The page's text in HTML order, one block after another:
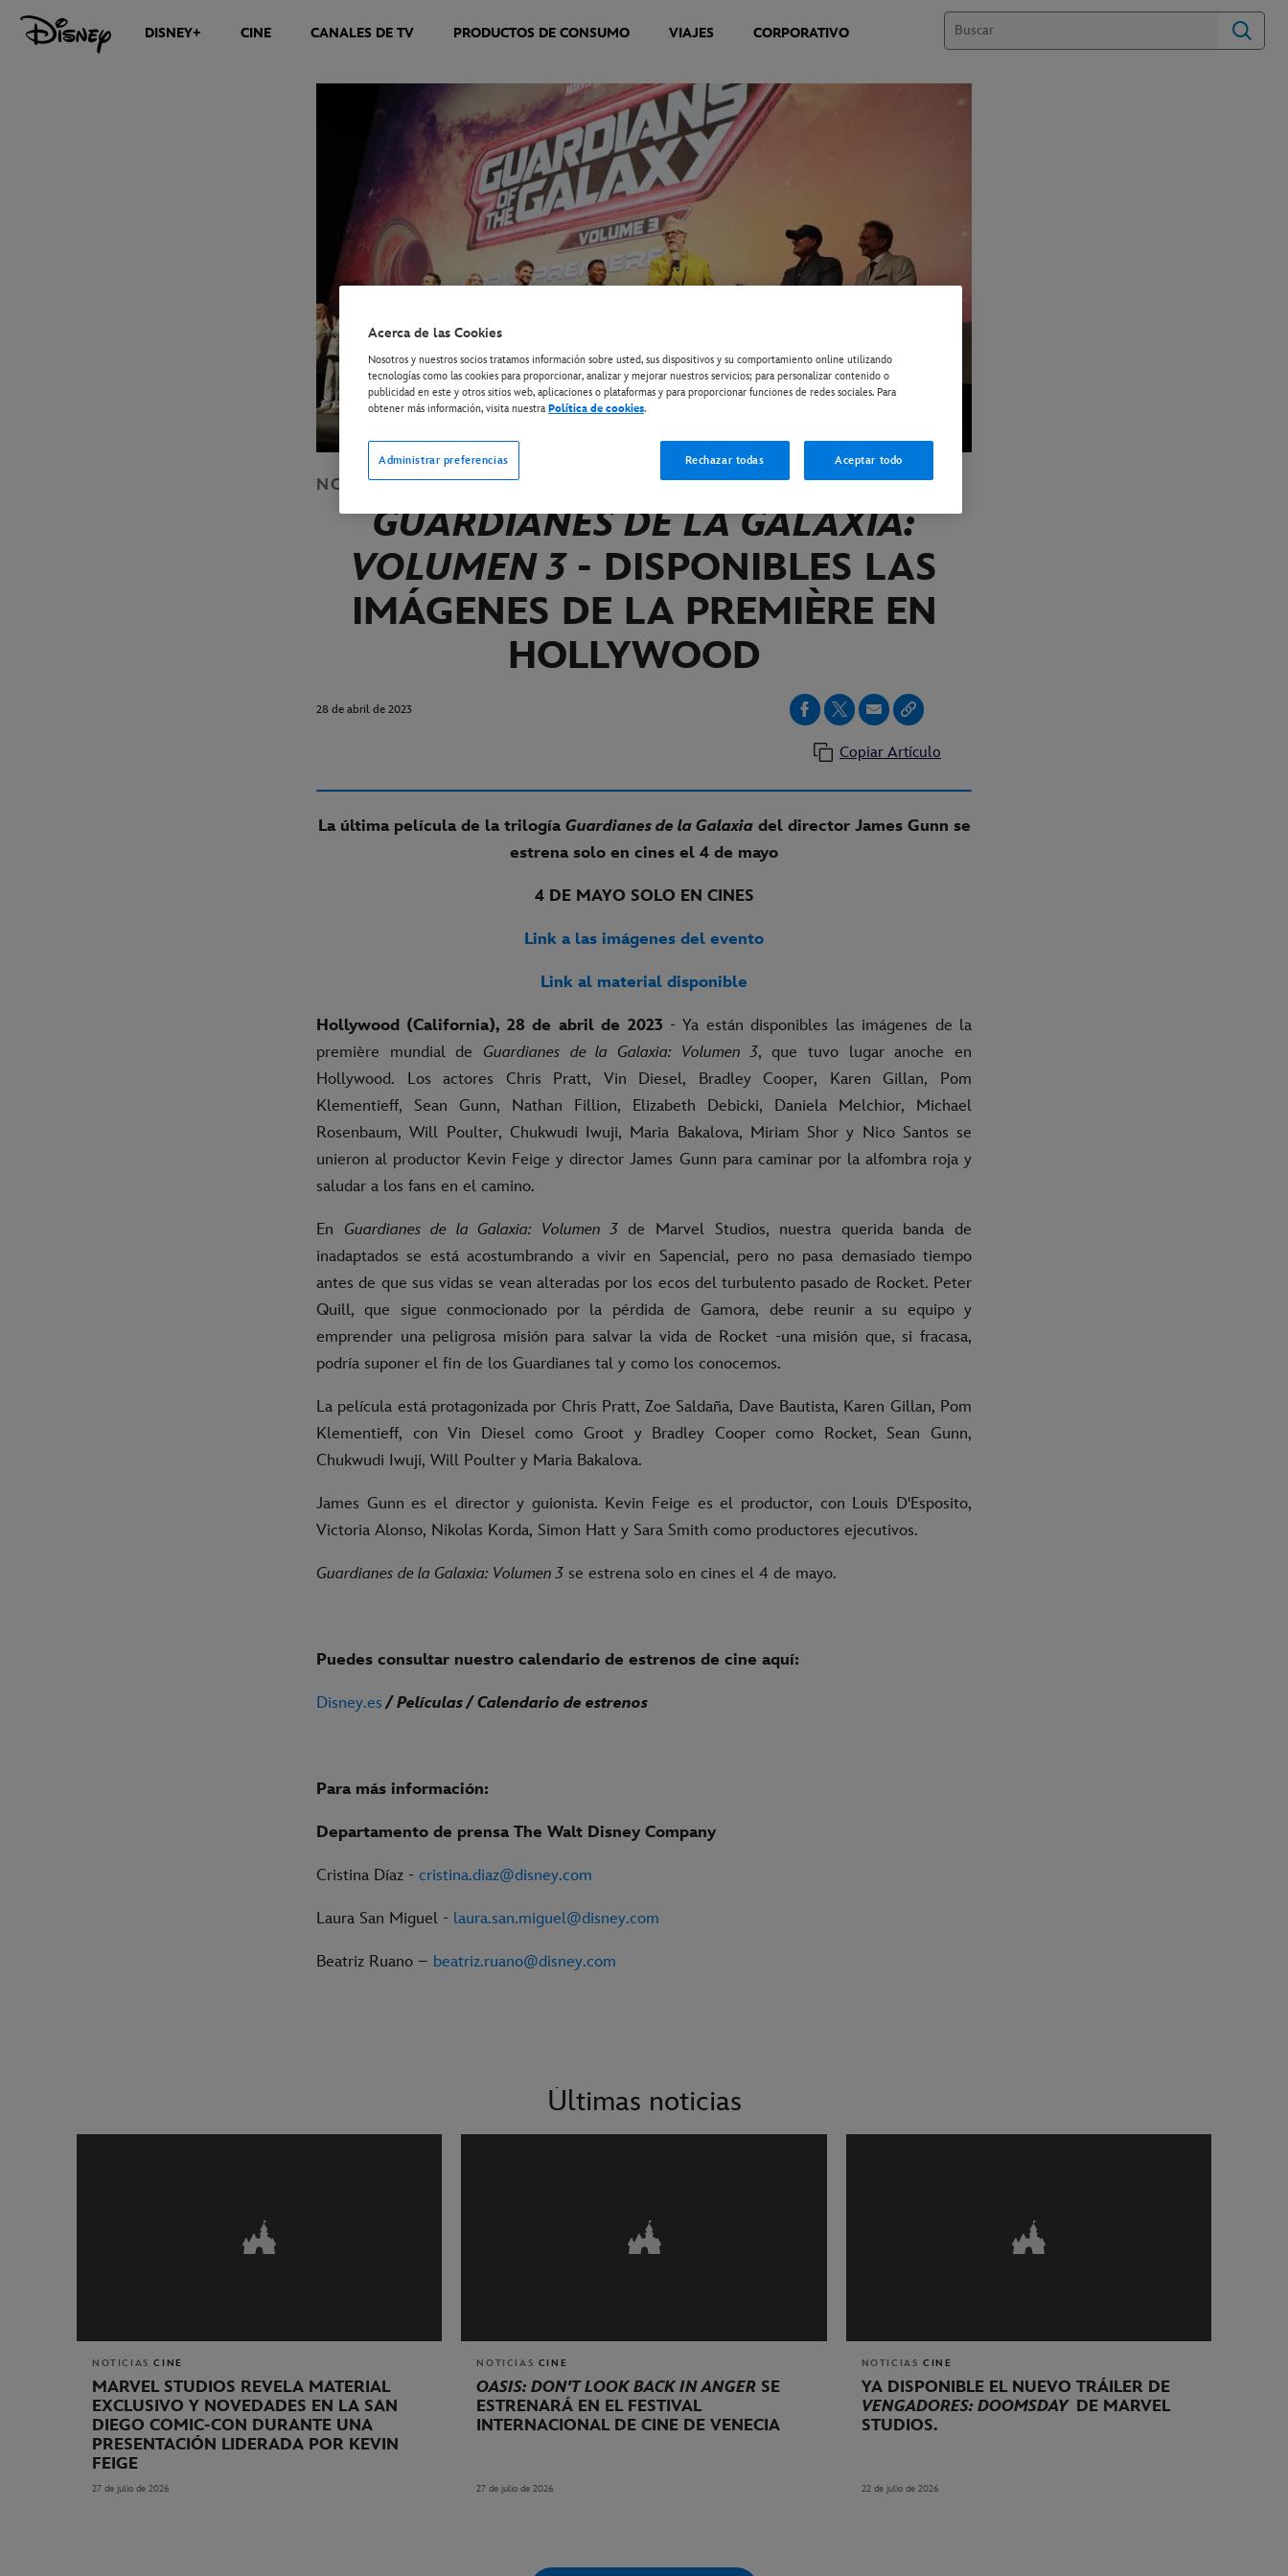
DISNEY+ CINE CANALES DE TV PRODUCTOS DE CONSUMO VIAJES CORPORATIVO
NOTICIAS CINE
GUARDIANES DE LA GALAXIA:
VOLUMEN 3- DISPONIBLES LAS
IMÁGENES DE LA PREMIÈRE EN
HOLLYWOOD
28 de abril de 2023
Copiar Artículo
La última película de la trilogía Guardianes de la Galaxiadel director James Gunn se
estrena solo en cines el 4 de mayo
4 DE MAYO SOLO EN CINES
Link a las imágenes del evento
Link al material disponible
Hollywood (California), 28 de abril de 2023 - Ya están disponibles las imágenes de la
première mundial de Guardianes de la Galaxia: Volumen 3, que tuvo lugar anoche en
Hollywood. Los actores Chris Pratt, Vin Diesel, Bradley Cooper, Karen Gillan, Pom
Klementieff, Sean Gunn, Nathan Fillion, Elizabeth Debicki, Daniela Melchior, Michael
Rosenbaum, Will Poulter, Chukwudi Iwuji, Maria Bakalova, Miriam Shor y Nico Santos se
unieron al productor Kevin Feige y director James Gunn para caminar por la alfombra roja y
saludar a los fans en el camino.
En Guardianes de la Galaxia: Volumen 3de Marvel Studios, nuestra querida banda de
inadaptados se está acostumbrando a vivir en Sapencial, pero no pasa demasiado tiempo
antes de que sus vidas se vean alteradas por los ecos del turbulento pasado de Rocket. Peter
Quill, que sigue conmocionado por la pérdida de Gamora, debe reunir a su equipo y
emprender una peligrosa misión para salvar la vida de Rocket -una misión que, si fracasa,
podría suponer el fin de los Guardianes tal y como los conocemos.
La película está protagonizada por Chris Pratt, Zoe Saldaña, Dave Bautista, Karen Gillan, Pom
Klementieff, con Vin Diesel como Groot y Bradley Cooper como Rocket, Sean Gunn,
Chukwudi Iwuji, Will Poulter y Maria Bakalova.
James Gunn es el director y guionista. Kevin Feige es el productor, con Louis D'Esposito,
Victoria Alonso, Nikolas Korda, Simon Hatt y Sara Smith como productores ejecutivos.
Guardianes de la Galaxia: Volumen 3 se estrena solo en cines el 4 de mayo.
Puedes consultar nuestro calendario de estrenos de cine aquí:
Disney.es / Películas / Calendario de estrenos
Para más información:
Departamento de prensa The Walt Disney Company
Cristina Díaz - cristina.diaz@disney.com
Laura San Miguel - laura.san.miguel@disney.com
Beatriz Ruano – beatriz.ruano@disney.com
Últimas noticias
NOTICIAS CINE
MARVEL STUDIOS REVELA MATERIAL
EXCLUSIVO Y NOVEDADES EN LA SAN
DIEGO COMIC-CON DURANTE UNA
PRESENTACIÓN LIDERADA POR KEVIN
FEIGE
27 de julio de 2026
NOTICIAS CINE
OASIS: DON'T LOOK BACK IN ANGER SE
ESTRENARÁ EN EL FESTIVAL
INTERNACIONAL DE CINE DE VENECIA
27 de julio de 2026
NOTICIAS CINE
YA DISPONIBLE EL NUEVO TRÁILER DE
VENGADORES: DOOMSDAYDE MARVEL
STUDIOS.
22 de julio de 2026
Acerca de las Cookies
Nosotros y nuestros socios tratamos información sobre usted, sus dispositivos y su comportamiento online utilizando
tecnologías como las cookies para proporcionar, analizar y mejorar nuestros servicios; para personalizar contenido o
publicidad en este y otros sitios web, aplicaciones o plataformas y para proporcionar funciones de redes sociales. Para
obtener más información, visita nuestraPolítica de cookies.
Administrar preferencias Rechazar todas Aceptar todo